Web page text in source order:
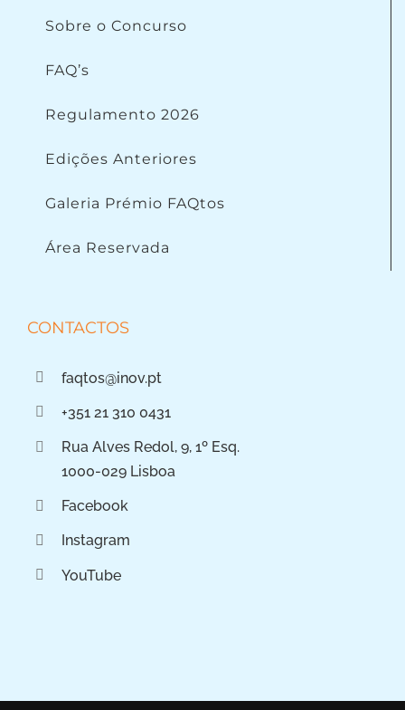
Sobre o Concurso
FAQ’s
Regulamento 2026
Edições Anteriores
Galeria Prémio FAQtos
Área Reservada
CONTACTOS
faqtos@inov.pt
+351 21 310 0431
Rua Alves Redol, 9, 1º Esq.
1000-029 Lisboa
Facebook
Instagram
YouTube